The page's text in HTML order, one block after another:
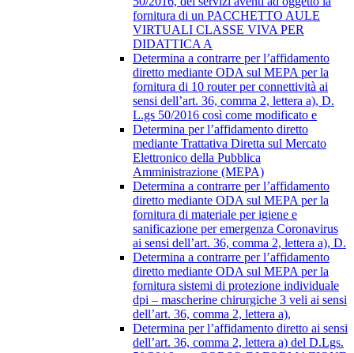
fornitura di un PACCHETTO AULE
VIRTUALI CLASSE VIVA PER
DIDATTICA A
Determina a contrarre per l’affidamento
diretto mediante ODA sul MEPA per la
fornitura di 10 router per connettività ai
sensi dell’art. 36, comma 2, lettera a), D.
L.gs 50/2016 così come modificato e
Determina per l’affidamento diretto
mediante Trattativa Diretta sul Mercato
Elettronico della Pubblica
Amministrazione (MEPA)
Determina a contrarre per l’affidamento
diretto mediante ODA sul MEPA per la
fornitura di materiale per igiene e
sanificazione per emergenza Coronavirus
ai sensi dell’art. 36, comma 2, lettera a), D.
Determina a contrarre per l’affidamento
diretto mediante ODA sul MEPA per la
fornitura sistemi di protezione individuale
dpi – mascherine chirurgiche 3 veli ai sensi
dell’art. 36, comma 2, lettera a),
Determina per l’affidamento diretto ai sensi
dell’art. 36, comma 2, lettera a) del D.Lgs.